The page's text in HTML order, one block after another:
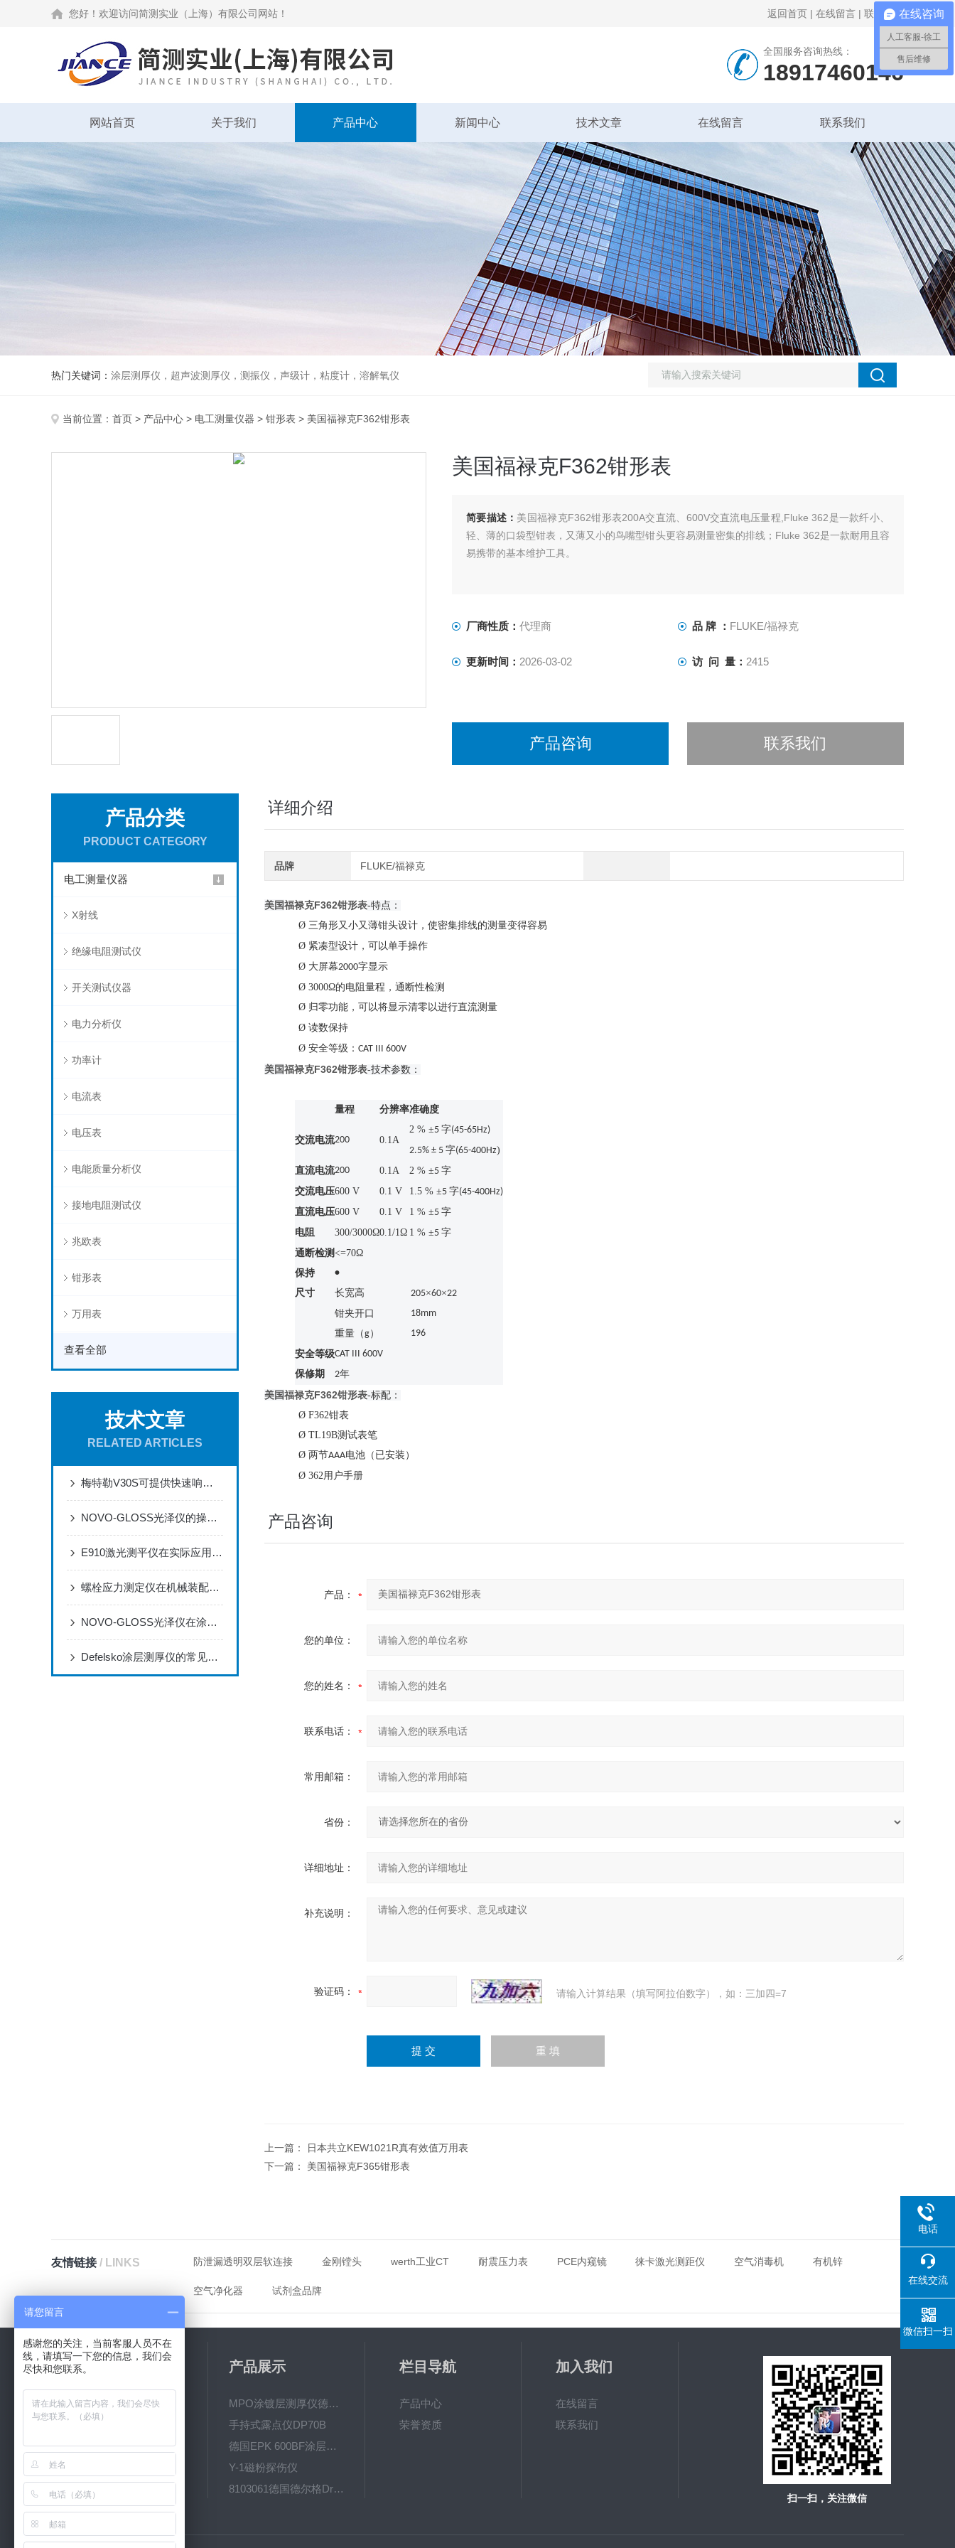
您好！欢迎访问简测实业（上海）有限公司网站！ 返回首页 | 在线留言 | 联系我们
全国服务咨询热线：
18917460146
网站首页 关于我们 产品中心 新闻中心 技术文章 在线留言 联系我们
热门关键词： 涂层测厚仪，超声波测厚仪，测振仪，声级计，粘度计，溶解氧仪
当前位置： 首页 > 产品中心 > 电工测量仪器 > 钳形表 > 美国福禄克F362钳形表
美国福禄克F362钳形表
简要描述： 美国福禄克F362钳形表200A交直流、600V交直流电压量程,Fluke 362是一款纤小、
轻、薄的口袋型钳表，又薄又小的鸟嘴型钳头更容易测量密集的排线；Fluke 362是一款耐用且容
易携带的基本维护工具。
厂商性质： 代理商 品 牌 ： FLUKE/福禄克
更新时间： 2026-03-02 访 问 量： 2415
产品咨询 联系我们
产品分类
PRODUCT CATEGORY
电工测量仪器
X射线
绝缘电阻测试仪
开关测试仪器
电力分析仪
功率计
电流表
电压表
电能质量分析仪
接地电阻测试仪
兆欧表
钳形表
万用表
查看全部
技术文章
RELATED ARTICLES
梅特勒V30S可提供快速响应的质量测量通道
NOVO-GLOSS光泽仪的操作与运维规范
E910激光测平仪在实际应用场景中的作用体现
螺栓应力测定仪在机械装配过程中的作用
NOVO-GLOSS光泽仪在涂料生产和检测过程中的应用
Defelsko涂层测厚仪的常见应用有哪些？
详细介绍
品牌 FLUKE/福禄克
美国福禄克F362钳形表-特点：
Ø 三角形又小又薄钳头设计，使密集排线的测量变得容易
Ø 紧凑型设计，可以单手操作
Ø 大屏幕2000字显示
Ø 3000Ω的电阻量程，通断性检测
Ø 归零功能，可以将显示清零以进行直流测量
Ø 读数保持
Ø 安全等级： CAT III 600V
美国福禄克F362钳形表-技术参数：
量程 分辨率准确度
交流电流200 0.1A
2 % ±5 字(45-65Hz)
2.5% ± 5 字(65-400Hz)
直流电流200 0.1A 2 % ±5 字
交流电压600 V 0.1 V 1.5 % ±5 字(45-400Hz)
直流电压600 V 0.1 V 1 % ±5 字
电阻
300/3000Ω0.1/1Ω 1 % ±5 字
通断检测<=70Ω
保持
•
尺寸
长宽高 205×60×22
钳夹开口
18mm
重量（g）
196
安全等级CAT III 600V
保修期
2年
美国福禄克F362钳形表-标配：
Ø F362钳表
Ø TL19B测试表笔
Ø 两节AAA电池（已安装）
Ø 362用户手册
产品咨询
产品：
您的单位：
您的姓名：
联系电话：
常用邮箱：
省份：
详细地址：
补充说明：
验证码： 请输入计算结果（填写阿拉伯数字），如：三加四=7
上一篇：
日本共立KEW1021R真有效值万用表
下一篇： 美国福禄克F365钳形表
友情链接/ LINKS 防泄漏透明双层软连接 金刚镗头 werth工业CT 耐震压力表 PCE内窥镜 徕卡激光测距仪 空气消毒机 有机锌
空气净化器 试剂盒品牌
公司简介
新闻动态
技术文章
产品展示
MPO涂镀层测厚仪德国菲希尔FISCHER
手持式露点仪DP70B
德国EPK 600BF涂层测厚仪
Y-1磁粉探伤仪
8103061德国德尔格Dräger检测管
栏目导航
产品中心
荣誉资质
加入我们
在线留言
联系我们
扫一扫，关注微信
电话
在线交流
微信扫一扫
在线咨询
人工客服-徐工
售后维修
请您留言
感谢您的关注，当前客服人员不在
线，请填写一下您的信息，我们会
尽快和您联系。